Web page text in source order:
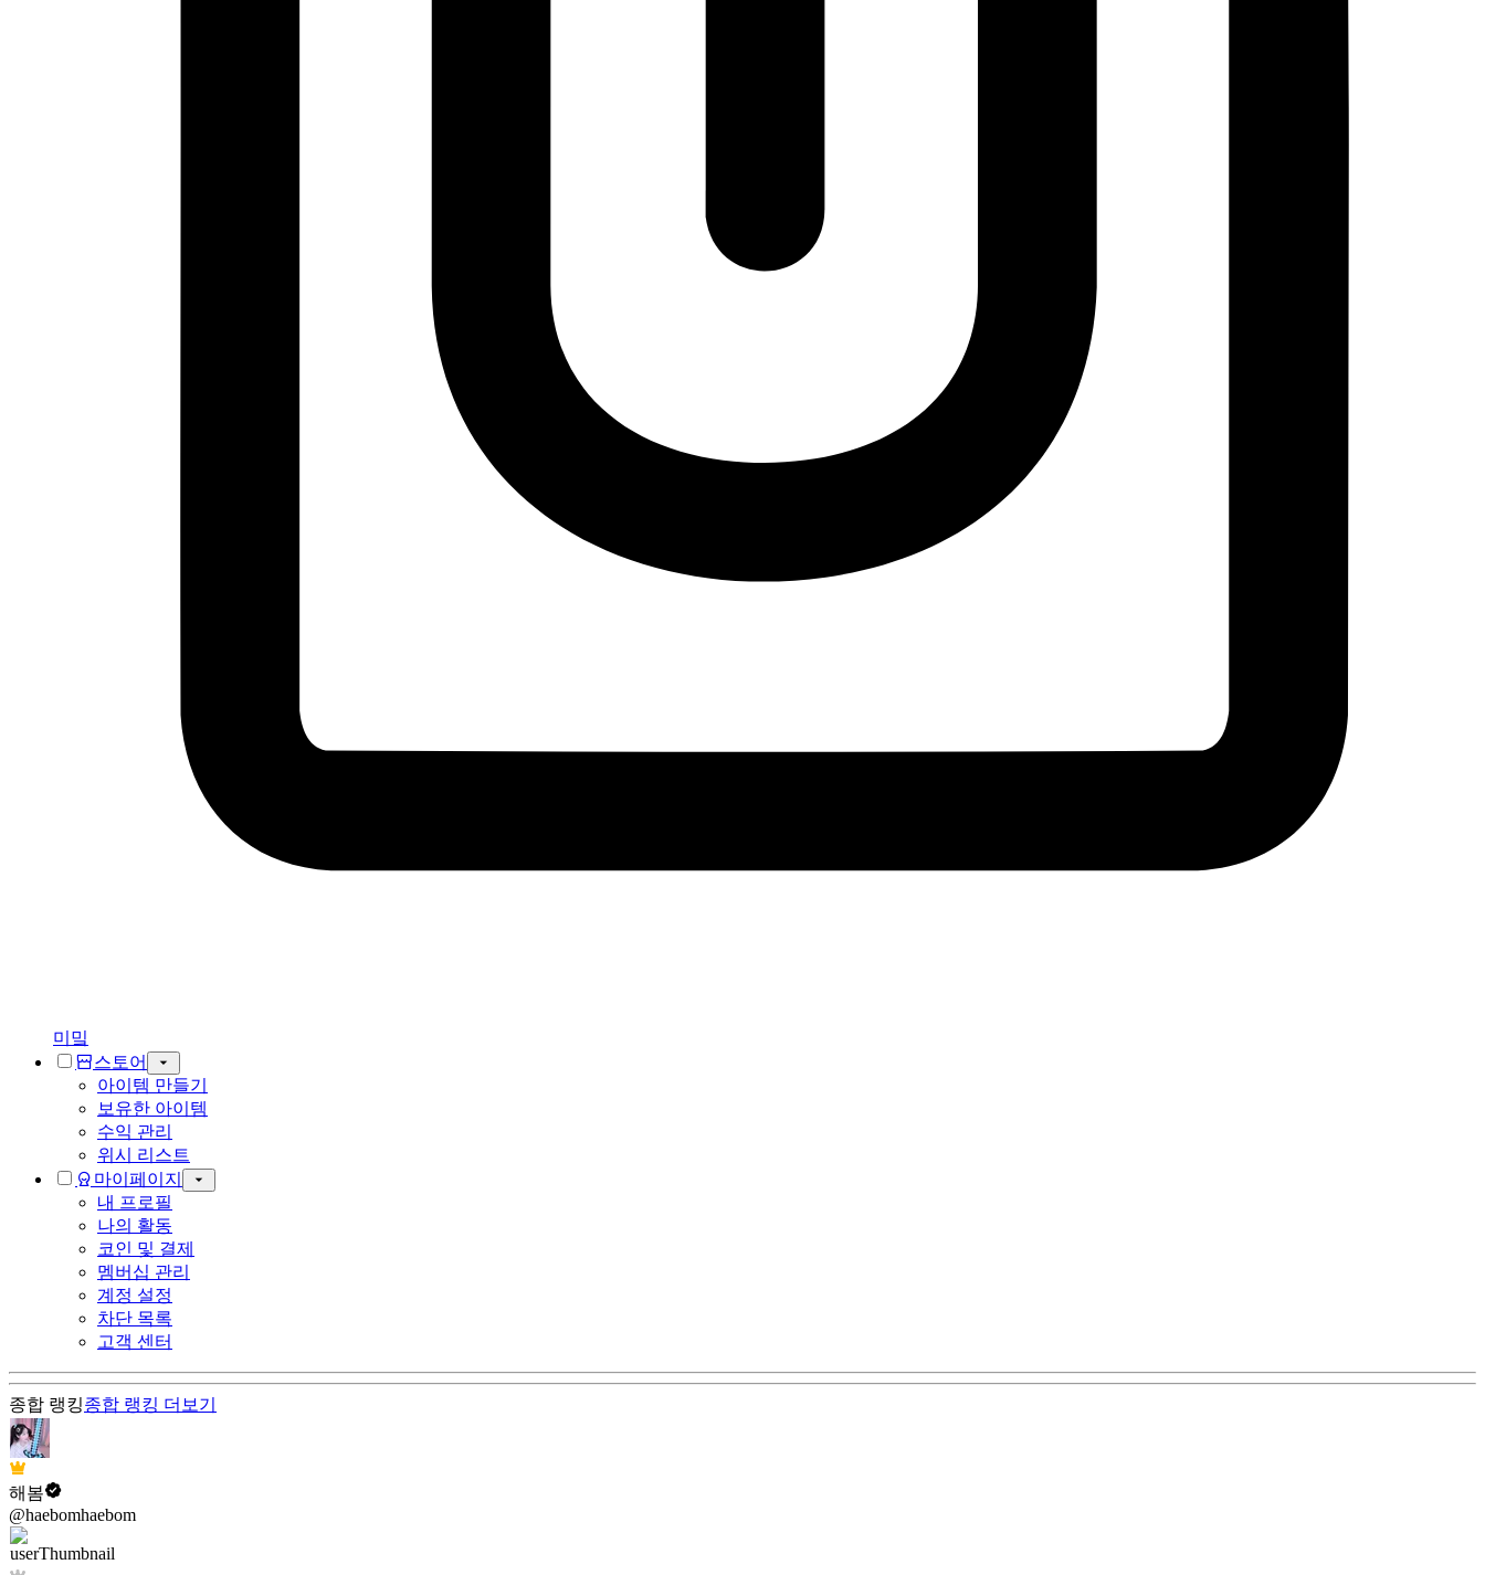
미밐
스토어
아이템 만들기
보유한 아이템
수익 관리
위시 리스트
마이페이지
내 프로필
나의 활동
코인 및 결제
멤버십 관리
계정 설정
차단 목록
고객 센터
종합 랭킹종합 랭킹 더보기
해봄
@haebomhaebom